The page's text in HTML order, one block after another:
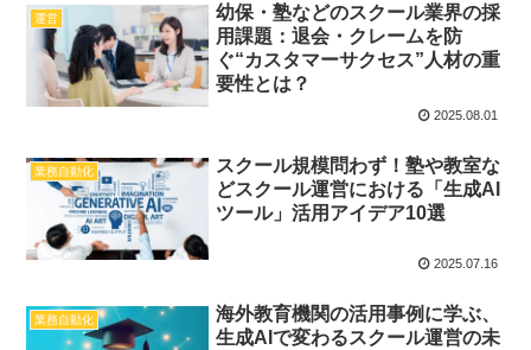
運営
幼保・塾などのスクール業界の採
用課題：退会・クレームを防
ぐ“カスタマーサクセス”人材の重
要性とは？
2025.08.01
業務自動化
スクール規模問わず！塾や教室な
どスクール運営における「生成AI
ツール」活用アイデア10選
2025.07.16
業務自動化
海外教育機関の活用事例に学ぶ、
生成AIで変わるスクール運営の未